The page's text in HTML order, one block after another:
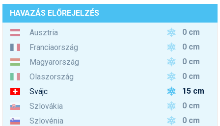
HAVAZÁS ELŐREJELZÉS
Ausztria
0 cm
Franciaország
0 cm
Magyarország
0 cm
Olaszország
0 cm
Svájc
15 cm
Szlovákia
0 cm
Szlovénia
0 cm